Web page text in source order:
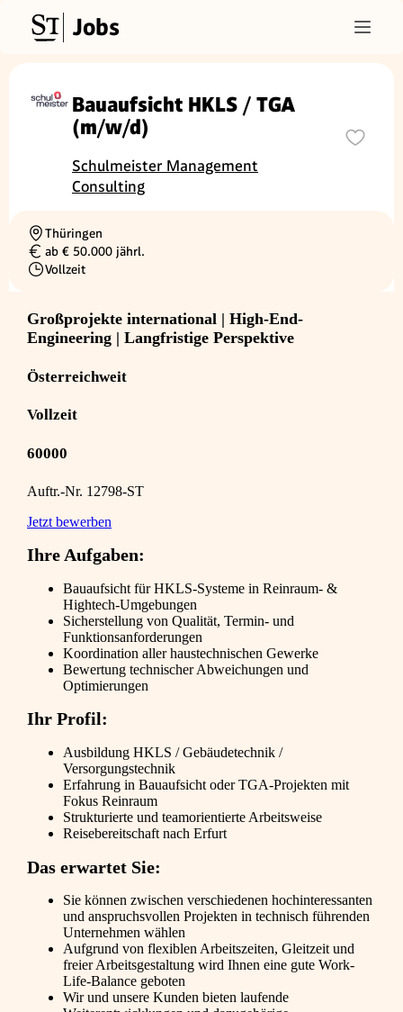
Jobs
Bauaufsicht HKLS / TGA
(m/w/d)
Schulmeister Management
Consulting
Ortschaft
Thüringen
Gehalt
ab € 50.000 jährl.
Beschäftigungsart
Vollzeit
Großprojekte international | High-End-
Engineering | Langfristige Perspektive
Österreichweit
Vollzeit
60000
Auftr.-Nr. 12798-ST
Jetzt bewerben
Ihre Aufgaben:
Bauaufsicht für HKLS-Systeme in Reinraum- &
Hightech-Umgebungen
Sicherstellung von Qualität, Termin- und
Funktionsanforderungen
Koordination aller haustechnischen Gewerke
Bewertung technischer Abweichungen und
Optimierungen
Ihr Profil:
Ausbildung HKLS / Gebäudetechnik /
Versorgungstechnik
Erfahrung in Bauaufsicht oder TGA-Projekten mit
Fokus Reinraum
Strukturierte und teamorientierte Arbeitsweise
Reisebereitschaft nach Erfurt
Das erwartet Sie:
Sie können zwischen verschiedenen hochinteressanten
und anspruchsvollen Projekten in technisch führenden
Unternehmen wählen
Aufgrund von flexiblen Arbeitszeiten, Gleitzeit und
freier Arbeitsgestaltung wird Ihnen eine gute Work-
Life-Balance geboten
Wir und unsere Kunden bieten laufende